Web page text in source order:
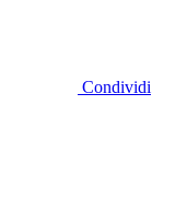
Condividi